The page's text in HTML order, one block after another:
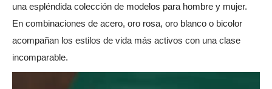
una espléndida colección de modelos para hombre y mujer.
En combinaciones de acero, oro rosa, oro blanco o bicolor
acompañan los estilos de vida más activos con una clase
incomparable.